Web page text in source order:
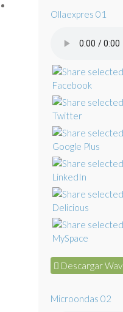
Ollaexpres 01
Descargar Wav
Microondas 02